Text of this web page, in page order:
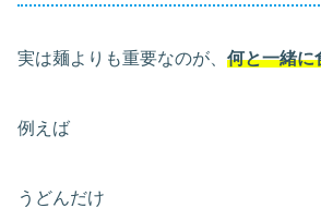
実は麺よりも重要なのが、 何と一緒に
例えば
うどんだけ